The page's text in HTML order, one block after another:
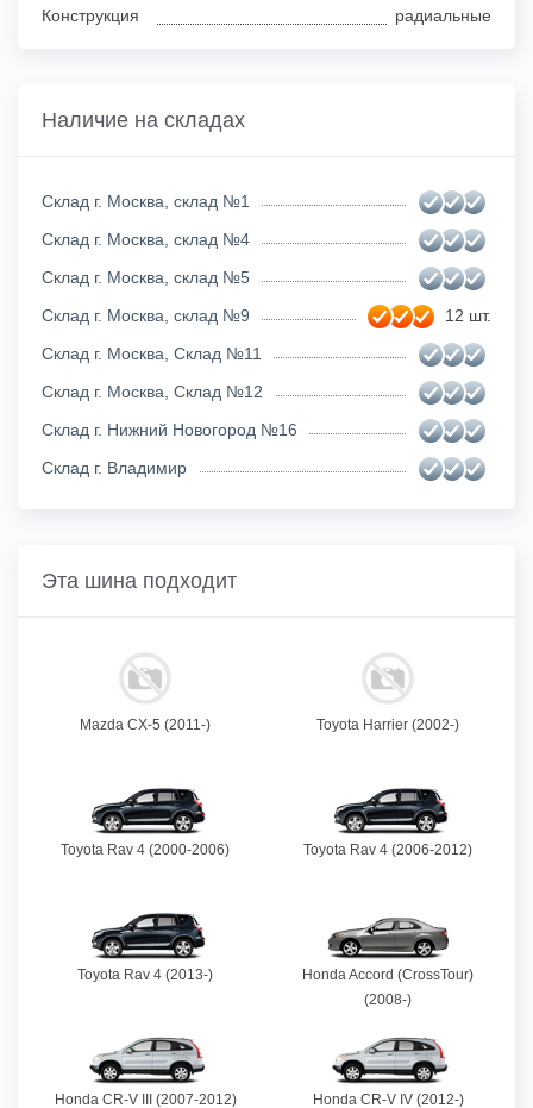
Конструкция
радиальные
Наличие на складах
Склад г. Москва, склад №1
Склад г. Москва, склад №4
Склад г. Москва, склад №5
Склад г. Москва, склад №9
12 шт.
Склад г. Москва, Склад №11
Склад г. Москва, Склад №12
Склад г. Нижний Новогород №16
Склад г. Владимир
Эта шина подходит
Mazda CX-5 (2011-) Toyota Harrier (2002-)
Toyota Rav 4 (2000-2006) Toyota Rav 4 (2006-2012)
Toyota Rav 4 (2013-)
Honda Accord (CrossTour)
(2008-)
Honda CR-V III (2007-2012) Honda CR-V IV (2012-)